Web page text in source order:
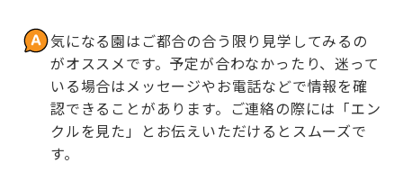
気になる園はご都合の合う限り見学してみるの
がオススメです。予定が合わなかったり、迷って
いる場合はメッセージやお電話などで情報を確
認できることがあります。ご連絡の際には「エン
クルを見た」とお伝えいただけるとスムーズで
す。